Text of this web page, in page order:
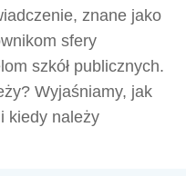
znane jako
sfery
szkół publicznych.
Wyjaśniamy, jak
kiedy należy